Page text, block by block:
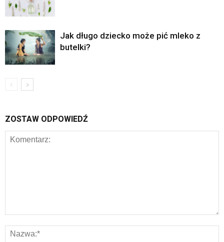
Jak długo dziecko może pić mleko z
butelki?
ZOSTAW ODPOWIEDŹ